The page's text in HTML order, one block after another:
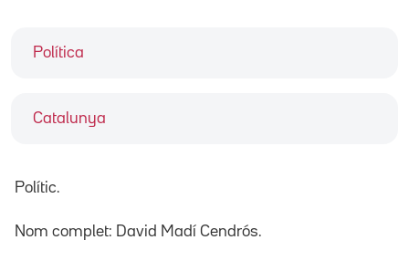
Política
Catalunya
Polític.
Nom complet: David Madí Cendrós.